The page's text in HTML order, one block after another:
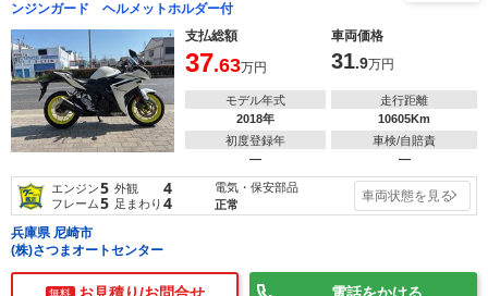
ンジンガード ヘルメットホルダー付
支払総額
車両価格
37.63万円 31.9万円
モデル年式
2018年
走行距離
10605Km
初度登録年
―
車検/自賠責
―
エンジン5 外観 4
フレーム5 足まわり 4
電気・保安部品
正常
車両状態を見る
兵庫県 尼崎市
(株)さつまオートセンター
無料